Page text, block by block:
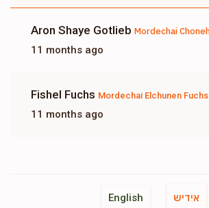
Aron Shaye Gotlieb
11 months ago
Fishel Fuchs Mordechai Elchunen Fuchs
11 months ago
English אידיש